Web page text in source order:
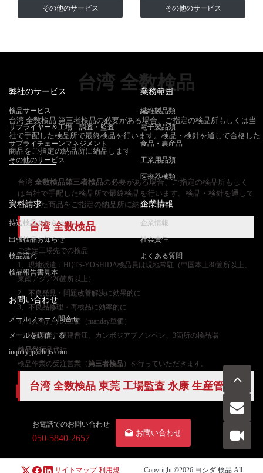
その他のサービス その他のサービス
台湾 全数検品
台湾 全数検品 第三者検品の必要がある場合、ご指定の検品所もしくは当
社で手配した検品所で最終検品を行います。検品・検針を通して合格した
商品をご指定の納品所に納品します
台湾 全数検品第三者検品の必要がある場合、ご指定の検品所もしく
は当社で手配した検品所で最終検品を行います。検品・検針を通して
合格した商品をご指定の納品所に納品します
台湾全数検品
ご指定工場先での検品
1、現地派遣：HQTS-YOSHIDA検品員は現地常駐（中国本土80箇所以上、
東南アジア26箇所以上）
2、不良発見・問題改善解決に効果的に
3、不良品修理・再検品に効率的に
4、1人当たりの単価（manday単価）
上海嘉定、福建晋江、カンボジアプノンペン、3箇所の検品場
検品代行品代行
検品作業の受注営業（第三者検品）を行っていただきます。
台湾 全数検品 東莞 工場監査 永康 生産管理
弊社のサービス
検品サービス
サプライヤー＆工場 調査・監査
サプライチェーンマネジメント
その他のサービス
業務範囲
繊維製品類
電子製品類
食品・農産品
工業用品類
医療器械類
資料請求
持込検品お知らせ
出張検品お知らせ
検品流れ
検品報告書見本
企業情報
企業情報
社会責任
よくある質問
お問い合わせ
メールフォーム問合せ
メールを送信する
inquiry.jp@hqts.com
お電話でのお問い合わせ
050-5840-2657
お問い合わせ
サイトマップ 利用規 Copyright ©2026 ヨシダ 検品 All